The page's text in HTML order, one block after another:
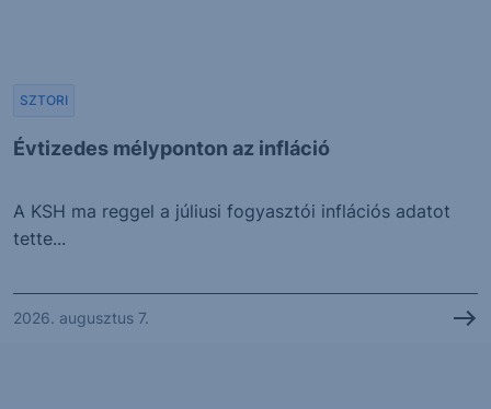
Évtizedes mélyponton az infláció
SZTORI
A KSH ma reggel a júliusi fogyasztói inflációs adatot
tette...
2026. augusztus 7.